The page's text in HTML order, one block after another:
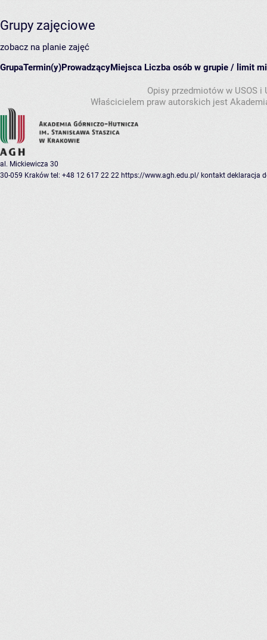
Grupy zajęciowe
zobacz na planie zajęć
GrupaTermin(y)ProwadzącyMiejsca Liczba osób w grupie / limit
Opisy przedmiotów w USOS
Właścicielem praw autorskich jest
al. Mickiewicza 30
30-059 Kraków tel: +48 12 617 22 22 https://www.agh.edu.pl/ kontakt deklaracja